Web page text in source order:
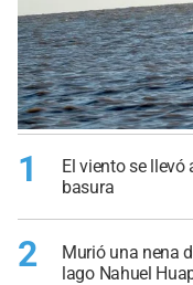
1
El viento se
basura
2
Murió una nena
lago Nahuel